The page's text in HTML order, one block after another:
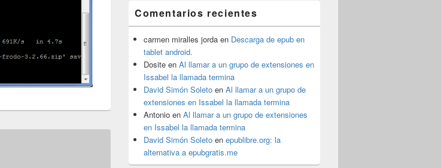
Comentarios recientes
carmen miralles jorda en Descarga de epub en
tablet android.
Dosite en Al llamar a un grupo de extensiones en
Issabel la llamada termina
David Simón Soleto en Al llamar a un grupo de
extensiones en Issabel la llamada termina
Antonio en Al llamar a un grupo de extensiones
en Issabel la llamada termina
David Simón Soleto en epublibre.org: la
alternativa a epubgratis.me